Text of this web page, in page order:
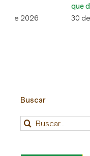
30 de julio de 2026
Buscar
Buscar: